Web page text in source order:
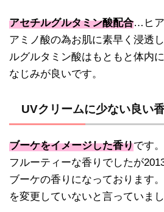
アセチルグルタミン酸配合…ヒ
アミノ酸の為お肌に素早く浸透
ルグルタミン酸はもともと体内
なじみが良いです。
UVクリームに少ない良い
ブーケをイメージした香りです
フルーティーな香りでしたが
ブーケの香りになっております
を変更していないと言っていまし